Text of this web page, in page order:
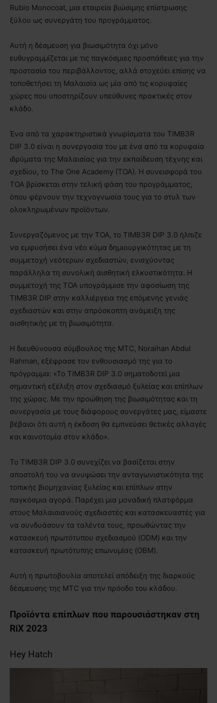
Rubio Monocoat, μια εταιρεία βιώσιμης επίστρωσης
ξύλου ως συνεργάτη του προγράμματος.
Αυτή η δέσμευση για βιωσιμότητα όχι μόνο
ευθυγραμμίζεται με τις παγκόσμιες προσπάθειες για την
προστασία του περιβάλλοντος, αλλά στοχεύει επίσης να
τοποθετήσει τη Μαλαισία ως μία από τις κορυφαίες
χώρες που υποστηρίζουν υπεύθυνες πρακτικές στον
κλάδο.
Ένα από τα χαρακτηριστικά γνωρίσματα του TIMB3R
DIP 3.0 είναι η συνεργασία του με ένα από τα κορυφαία
ιδρύματα της Μαλαισίας για την εκπαίδευση τέχνης και
σχεδίου, το The One Academy (TOA). Η συνεισφορά του
TOA βρίσκεται στην τελική φάση του προγράμματος,
όπου φέρνουν την τεχνογνωσία τους για το στυλ των
ολοκληρωμένων προϊόντων.
Συνεργαζόμενος με την TOA, το TIMB3R DIP 3.0 ήλπιζε
να εμφυσήσει ένα νέο κύμα δημιουργικότητας με τη
συμμετοχή νεότερων σχεδιαστών, ενισχύοντας
παράλληλα τη συνολική αισθητική ελκυστικότητα. Η
συμμετοχή της TOA υπογράμμισε την αφοσίωση της
TIMB3R DIP στην καλλιέργεια της επόμενης γενιάς
σχεδιαστών και στην απρόσκοπτη ανάμειξη της
αισθητικής με τη βιωσιμότητα.
Η διευθύνουσα σύμβουλος της MTC, Noraihan Abdul
Rahman, εξέφρασε τον ενθουσιασμό της για το
πρόγραμμα: «Το TIMB3R DIP 3.0 σηματοδοτεί μια
σημαντική εξέλιξη στον σχεδιασμό ξυλείας και επίπλων
της χώρας. Με την προώθηση της βιωσιμότητας και τη
συνεργασία με τους διάφορους συνεργάτες μας, είμαστε
βέβαιοι ότι αυτή η έκδοση θα εμπνεύσει θετικές αλλαγές
και καινοτομία στον κλάδο».
Το TIMB3R DIP 3.0 συνεχίζει να βασίζεται στην
αποστολή του να ανυψώσει την ανταγωνιστικότητα της
τοπικής βιομηχανίας ξυλείας και επίπλων στην
παγκόσμια αγορά. Παρέχει μια μοναδική πλατφόρμα
στους Μαλαισιανούς σχεδιαστές και κατασκευαστές για
να συνδυάσουν τα ταλέντα τους, προωθώντας την
κατασκευή πρωτότυπου σχεδιασμού (ODM) και την
κατασκευή πρωτότυπης επωνυμίας (OBM).
Αυτή η πρωτοβουλία αποτελεί απόδειξη της διαρκούς
δέσμευσης της MTC για την πρόοδο του κλάδου.
Προϊόντα επίπλων που παρουσιάστηκαν στη
RiX 2023
Hey Hatch